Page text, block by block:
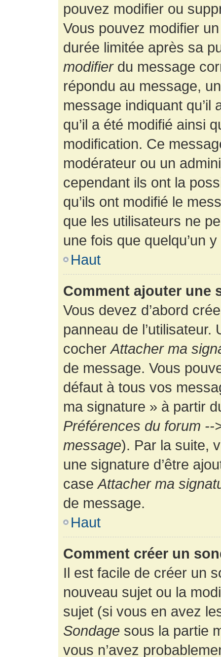
pouvez modifier ou
Vous pouvez modifier
durée limitée après sa
modifierdu message
répondu au message,
message indiquant
qu’il a été modifié ainsi
modification. Ce
modérateur ou un
cependant ils ont la
qu’ils ont modifié le
que les utilisateurs ne
une fois que quelqu’un
Haut
Comment ajouter une
Vous devez d’abord
panneau de
cocherAttacher ma
de message. Vous
défaut à tous vos
ma signature » à partir
Préférences du forum
message). Par la suite,
une signature d’être
caseAttacher ma
de message.
Haut
Comment créer un
Il est facile de créer un
nouveau sujet ou la
sujet (si vous en avez
Sondage sous la partie
vous n’avez